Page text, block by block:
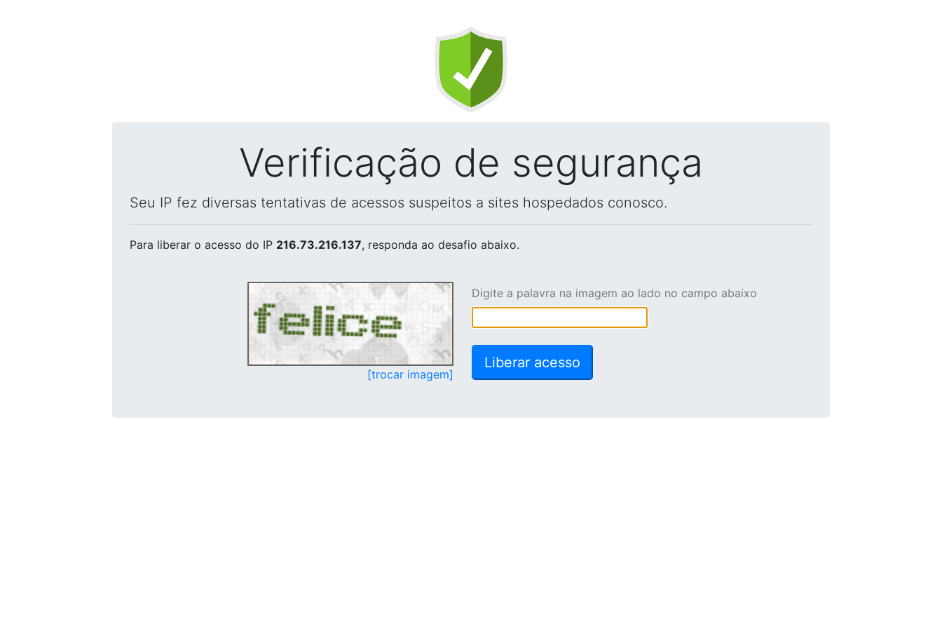
Verificação de segurança
Seu IP fez diversas tentativas de acessos suspeitos a sites hospedados conosco.
Para liberar o acesso do IP 216.73.216.137, responda ao desafio abaixo.
[trocar imagem]
Digite a palavra na imagem ao lado no campo abaixo